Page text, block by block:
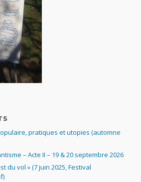
pratiques et utopies (automne
– Acte II – 19 & 20 septembre 2026
du vol » (7 juin 2025, Festival